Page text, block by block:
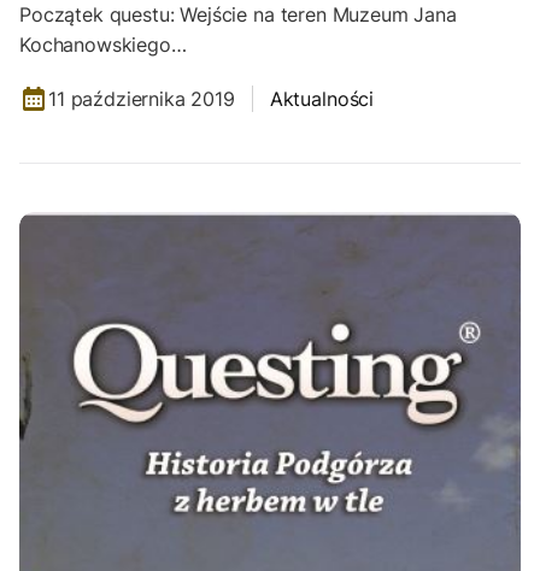
Początek questu: Wejście na teren Muzeum Jana
Kochanowskiego…
11 października 2019 Aktualności